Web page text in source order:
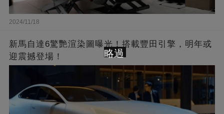
2024/11/18
新馬自達6驚艷渲染圖曝光！搭載豐田引擎，明年或
迎震撼登場！
略過